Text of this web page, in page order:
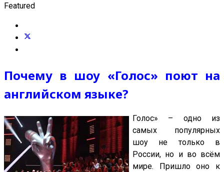
Featured
Почему в шоу «Голос» поют на
английском языке?
Голос» – одно из
самых популярных
шоу не только в
России, но и во всём
мире. Пришло оно к